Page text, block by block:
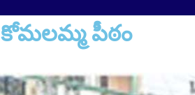
కోమలమ్మ పీఠం